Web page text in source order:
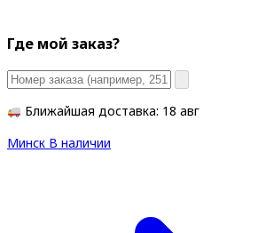
Где мой заказ?
Ближайшая доставка: 18 авг
Минск В наличии